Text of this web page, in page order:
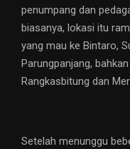
penumpang dan
biasanya, lokasi itu
yang mau ke Bintaro,
Parungpanjang,
Rangkasbitung dan
Setelah menunggu